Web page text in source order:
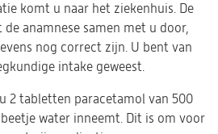
komt u naar het ziekenhuis. De
anamnese samen met u door,
nog correct zijn. U bent van
intake geweest.
2 tabletten paracetamol van 500
water inneemt. Dit is om voor